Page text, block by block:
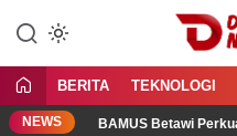
konten
Daily
Menyajikan
BERITA TEKNOLOGI
NEWSBAMUS Betawi Perkuat